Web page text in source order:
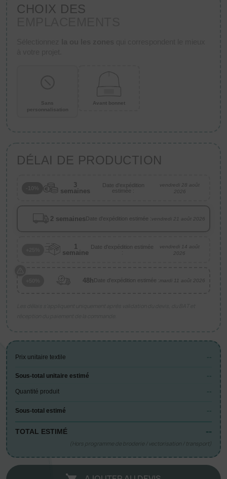
CHOIX DES
Sans
personnalisation
Avant bonnet
DÉLAI DE PRODUCTION
3
semaines
Date d'expédition
estimée :
vendredi 28 août
2026
2 semaines Date d'expédition estimée :vendredi 21 août 2026
1
semaine
Date d'expédition estimée
:
vendredi 14 août
2026
48h Date d'expédition estimée :mardi 11 août 2026
Prix unitaire textile --
Sous-total unitaire estimé --
Quantité produit --
Sous-total estimé --
TOTAL ESTIMÉ --
(Hors programme de broderie / vectorisation / transport)